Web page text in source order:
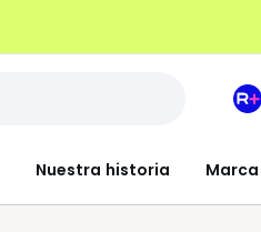
Nuestra historia
Mi